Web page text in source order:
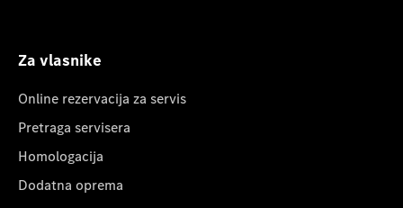
Za vlasnike
Online rezervacija za servis
Pretraga servisera
Homologacija
Dodatna oprema